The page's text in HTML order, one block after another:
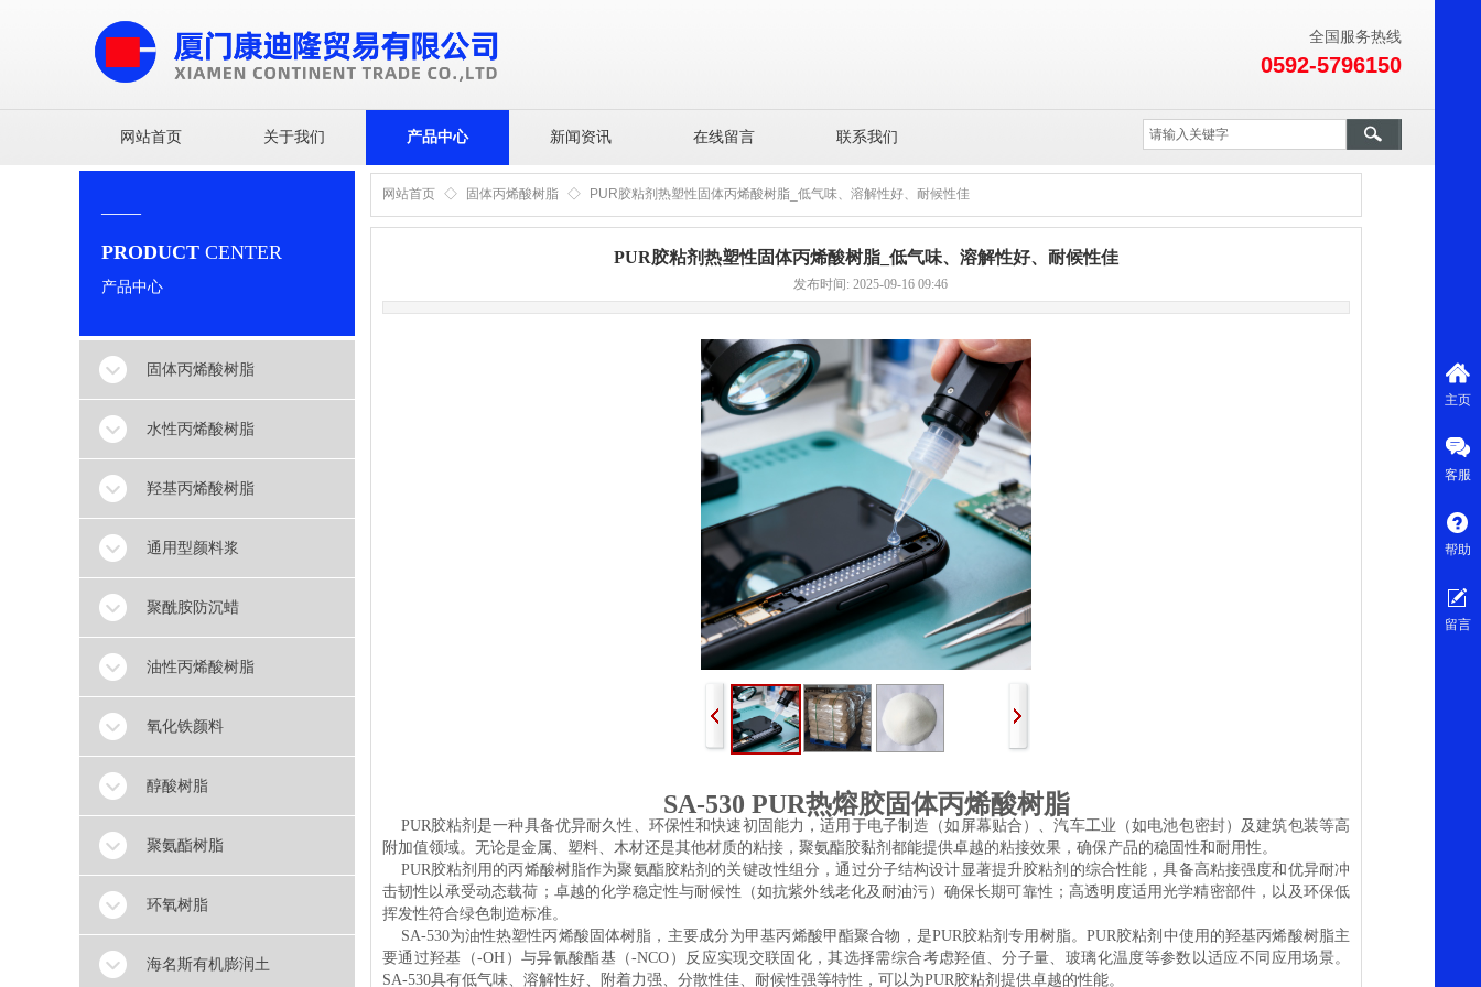
全国服务热线
0592-5796150
网站首页 关于我们 产品中心 新闻资讯 在线留言 联系我们
——
PRODUCT CENTER
产品中心
网站首页 ◇ 固体丙烯酸树脂 ◇ PUR胶粘剂热塑性固体丙烯酸树脂_低气味、溶解性好、耐候性佳
PUR胶粘剂热塑性固体丙烯酸树脂_低气味、溶解性好、耐候性佳
发布时间: 2025-09-16 09:46
SA-530 PUR热熔胶固体丙烯酸树脂
PUR胶粘剂是一种具备优异耐久性、环保性和快速初固能力，适用于电子制造（如屏幕贴合）、汽车工业（如电池包密封）及建筑包装等高
附加值领域。无论是金属、塑料、木材还是其他材质的粘接，聚氨酯胶黏剂都能提供卓越的粘接效果，确保产品的稳固性和耐用性。
PUR胶粘剂用的丙烯酸树脂作为聚氨酯胶粘剂的关键改性组分，通过分子结构设计显著提升胶粘剂的综合性能，具备高粘接强度和优异耐冲
击韧性以承受动态载荷‌；卓越的化学稳定性与耐候性（如抗紫外线老化及耐油污）确保长期可靠性‌；高透明度适用光学精密部件‌，以及环保低
挥发性符合绿色制造标准。‌‌
SA-530为油性热塑性丙烯酸固体树脂，主要成分为甲基丙烯酸甲酯聚合物，是PUR胶粘剂专用树脂。PUR胶粘剂中使用的羟基丙烯酸树脂主
要通过羟基（-OH）与异氰酸酯基（-NCO）反应实现交联固化，其选择需综合考虑羟值、分子量、玻璃化温度等参数以适应不同应用场景。
SA-530具有低气味、溶解性好、附着力强、分散性佳、耐候性强等特性，可以为PUR胶粘剂提供卓越的性能。
固体丙烯酸树脂
水性丙烯酸树脂
羟基丙烯酸树脂
通用型颜料浆
聚酰胺防沉蜡
油性丙烯酸树脂
氧化铁颜料
醇酸树脂
聚氨酯树脂
环氧树脂
海名斯有机膨润土
主页
客服
帮助
留言